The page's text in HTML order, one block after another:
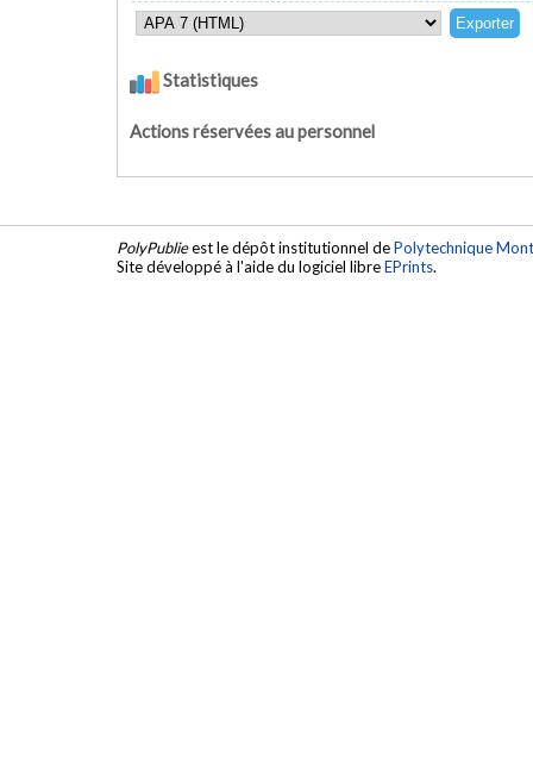
Statistiques
Actions réservées au personnel
PolyPublieest le dépôt institutionnel dePolytechnique
Site développé à l'aide du logiciel libreEPrints.